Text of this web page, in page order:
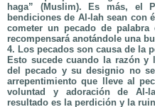
haga” (Muslim). Es más, el
bendiciones de Al-lah sean con
cometer un pecado de
recompensará anotándole una
4. Los pecados son causa de la
Esto sucede cuando la razón y
del pecado y su designio no
arrepentimiento que lleve al
voluntad y adoración de Al-
resultado es la perdición y la